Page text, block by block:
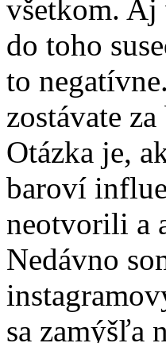
všetkom. Aj
do toho
to
zostávate
Otázka je,
baroví
neotvorili a
Nedávno
sa zamýšľa